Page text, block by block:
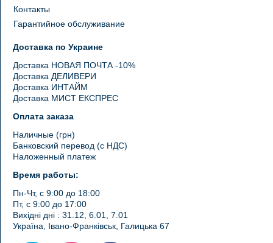
Контакты
Гарантийное обслуживание
Доставка по Украине
Доставка НОВАЯ ПОЧТА -10%
Доставка ДЕЛИВЕРИ
Доставка ИНТАЙМ
Доставка МИСТ ЕКСПРЕС
Оплата заказа
Наличные (грн)
Банковский перевод (с НДС)
Наложенный платеж
Время работы:
Пн-Чт, с 9:00 до 18:00
Пт, с 9:00 до 17:00
Вихідні дні : 31.12, 6.01, 7.01
Україна, Івано-Франківськ, Галицька 67